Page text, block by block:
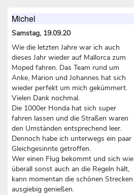
Michel
Samstag, 19.09.20
Wie die letzten Jahre war ich auch
dieses Jahr wieder auf Mallorca zum
Moped fahren. Das Team rund um
Anke, Marion und Johannes hat sich
wieder perfekt um mich gekümmert.
Vielen Dank nochmal.
Die 1000er Honda hat sich super
fahren lassen und die Straßen waren
den Umständen entsprechend leer.
Dennoch habe ich unterwegs ein paar
Gleichgesinnte getroffen.
Wer einen Flug bekommt und sich wie
überall sonst auch an die Regeln hält,
kann momentan die schönen Strecken
ausgiebig genießen.